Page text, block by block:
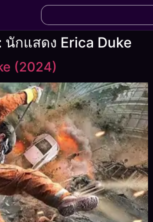
นักแสดง Erica Duke
(2024)